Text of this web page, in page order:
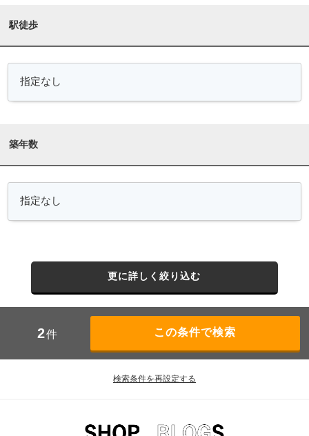
駅徒歩
築年数
更に詳しく絞り込む
2件
検索条件を再設定する